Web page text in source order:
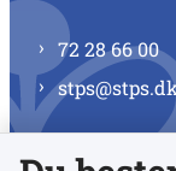
72 28 66 00
stps@stps.dk